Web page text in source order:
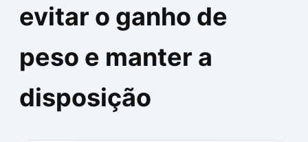
evitar o ganho de
peso e manter a
disposição